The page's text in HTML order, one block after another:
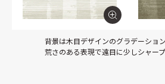
背景は木目デザインのグラデーショ
荒さのある表現で遠目に少しシャー